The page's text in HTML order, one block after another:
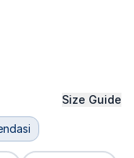
Size Guide